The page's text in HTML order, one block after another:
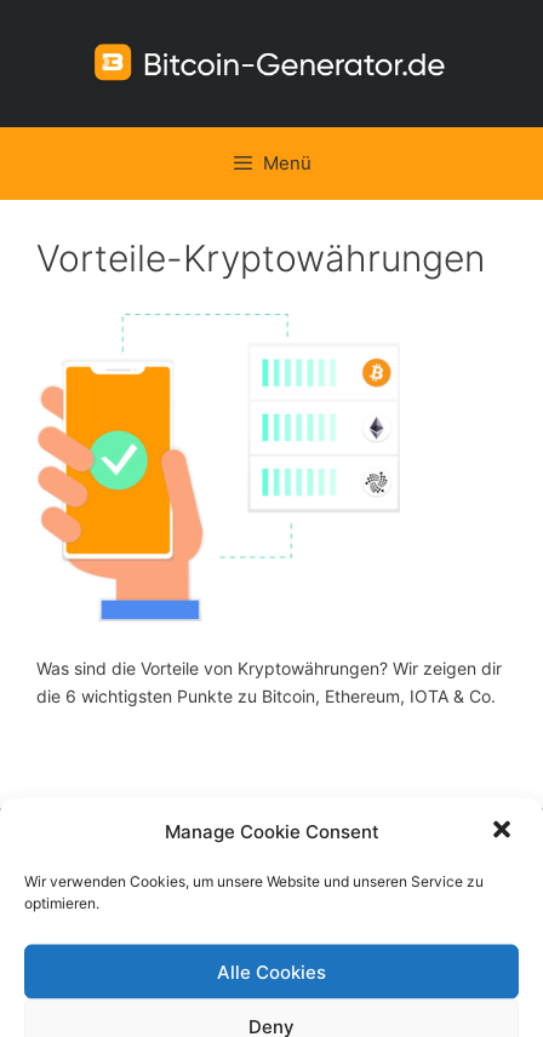
Manage Cookie Consent
Wir verwenden Cookies, um unsere Website und unseren Service zu
optimieren.
Alle Cookies
Deny
Menü
Vorteile-Kryptowährungen
Was sind die Vorteile von Kryptowährungen? Wir zeigen dir
die 6 wichtigsten Punkte zu Bitcoin, Ethereum, IOTA & Co.
Über Bitcoin-Generator
Der Bitcoin Generator informiert rund um Bitcoins,
Ethereum und andere Kryptowährungen. Aktuelle
Trends, Neuigkeiten und Möglichkeiten in der
Kryptoszene werden erläutert und aufgezeigt.